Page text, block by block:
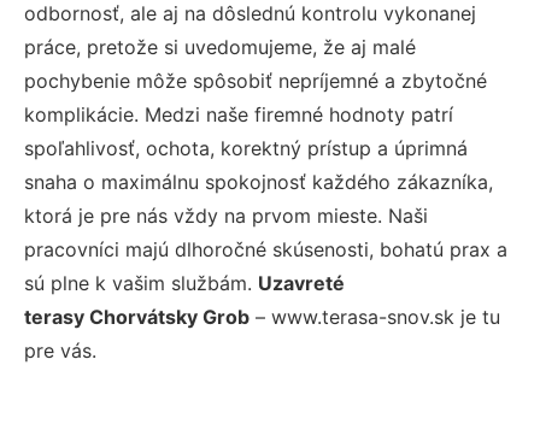
odbornosť, ale aj na dôslednú kontrolu vykonanej
práce, pretože si uvedomujeme, že aj malé
pochybenie môže spôsobiť nepríjemné a zbytočné
komplikácie. Medzi naše firemné hodnoty patrí
spoľahlivosť, ochota, korektný prístup a úprimná
snaha o maximálnu spokojnosť každého zákazníka,
ktorá je pre nás vždy na prvom mieste. Naši
pracovníci majú dlhoročné skúsenosti, bohatú prax a
sú plne k vašim službám. Uzavreté
terasy Chorvátsky Grob – www.terasa-snov.sk je tu
pre vás.